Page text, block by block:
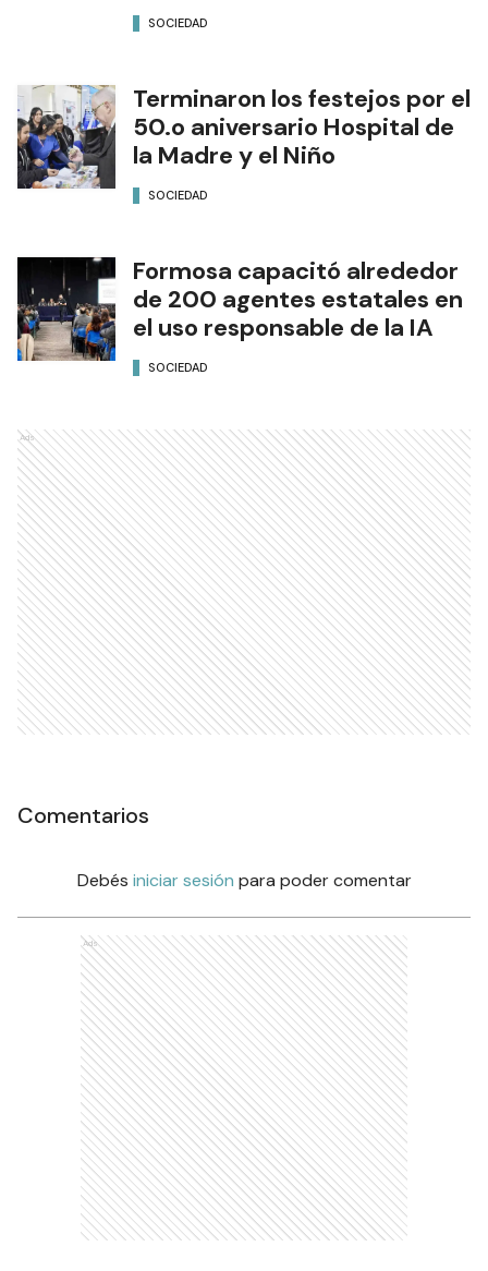
SOCIEDAD
Terminaron los festejos por el
50.o aniversario Hospital de
la Madre y el Niño
SOCIEDAD
Formosa capacitó alrededor
de 200 agentes estatales en
el uso responsable de la IA
SOCIEDAD
Ads
Comentarios
Debés iniciar sesión para poder comentar
Ads